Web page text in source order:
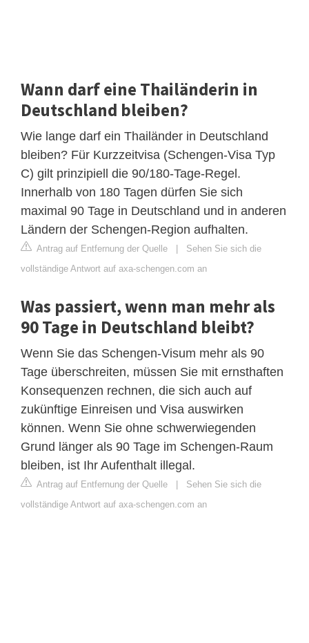
Wann darf eine Thailänderin in
Deutschland bleiben?
Wie lange darf ein Thailänder in Deutschland
bleiben? Für Kurzzeitvisa (Schengen-Visa Typ
C) gilt prinzipiell die 90/180-Tage-Regel.
Innerhalb von 180 Tagen dürfen Sie sich
maximal 90 Tage in Deutschland und in anderen
Ländern der Schengen-Region aufhalten.
Antrag auf Entfernung der Quelle
Sehen Sie sich die
vollständige Antwort auf axa-schengen.com an
Was passiert, wenn man mehr als
90 Tage in Deutschland bleibt?
Wenn Sie das Schengen-Visum mehr als 90
Tage überschreiten, müssen Sie mit ernsthaften
Konsequenzen rechnen, die sich auch auf
zukünftige Einreisen und Visa auswirken
können. Wenn Sie ohne schwerwiegenden
Grund länger als 90 Tage im Schengen-Raum
bleiben, ist Ihr Aufenthalt illegal.
Antrag auf Entfernung der Quelle
Sehen Sie sich die
vollständige Antwort auf axa-schengen.com an